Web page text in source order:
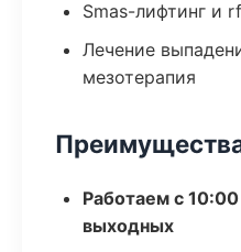
Smas-лифтинг и
Лечение
мезотерапия
Работаем с
выходных